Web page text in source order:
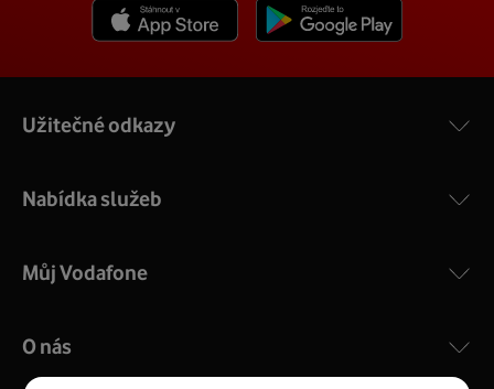
Užitečné odkazy
Nabídka služeb
Můj Vodafone
O nás